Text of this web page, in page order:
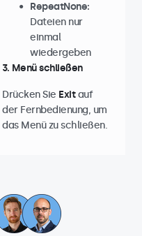
RepeatNone:
Dateien nur
einmal
wiedergeben
3. Menü schließen
Drücken Sie Exitauf
der Fernbedienung, um
das Menü zu schließen.